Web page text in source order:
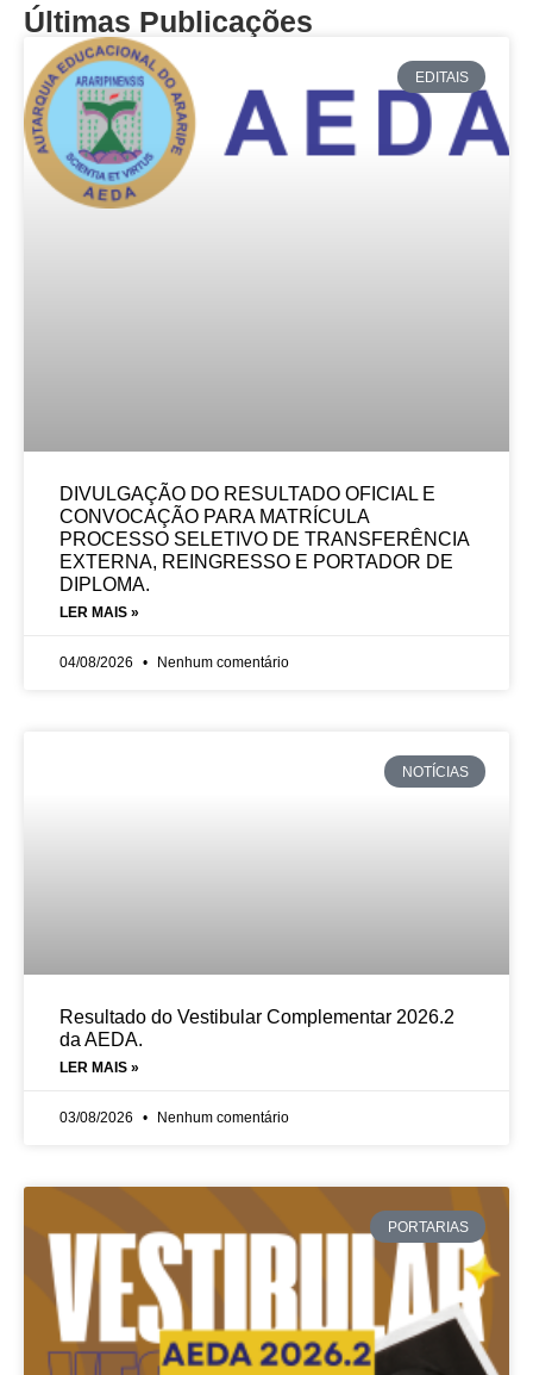
Últimas Publicações
EDITAIS
DIVULGAÇÃO DO RESULTADO OFICIAL E
CONVOCAÇÃO PARA MATRÍCULA
PROCESSO SELETIVO DE TRANSFERÊNCIA
EXTERNA, REINGRESSO E PORTADOR DE
DIPLOMA.
LER MAIS »
04/08/2026 Nenhum comentário
NOTÍCIAS
Resultado do Vestibular Complementar 2026.2
da AEDA.
LER MAIS »
03/08/2026 Nenhum comentário
PORTARIAS